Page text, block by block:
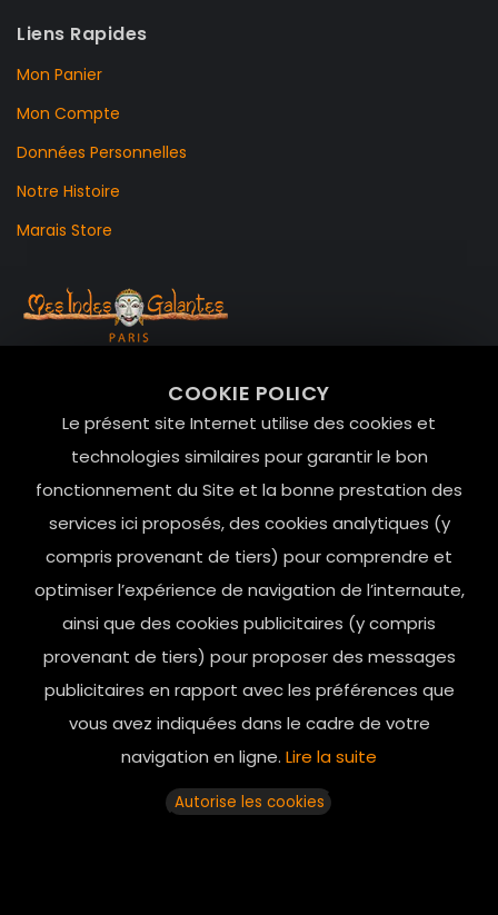
COOKIE POLICY
Le présent site Internet utilise des cookies et
technologies similaires pour garantir le bon
fonctionnement du Site et la bonne prestation des
services ici proposés, des cookies analytiques (y
compris provenant de tiers) pour comprendre et
optimiser l’expérience de navigation de l’internaute,
ainsi que des cookies publicitaires (y compris
provenant de tiers) pour proposer des messages
publicitaires en rapport avec les préférences que
vous avez indiquées dans le cadre de votre
navigation en ligne. Lire la suite
Autorise les cookies
Liens Rapides
Mon Panier
Mon Compte
Données Personnelles
Notre Histoire
Marais Store
Le Marais, 75004 Paris
contact@mesindesgalantes.com
01.42.72.42.51
Horaires d’ouverture: 11h - 19h30 Du lundi au dimanche